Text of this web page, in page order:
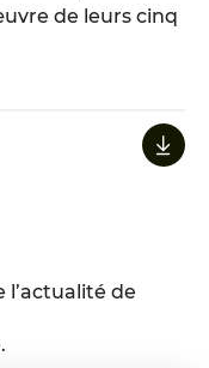
de leurs cinq
l’actualité de